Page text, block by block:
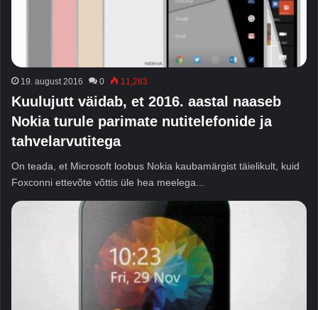
19. august 2016 0 11,283
Kuulujutt väidab, et 2016. aastal naaseb
Nokia turule parimate nutitelefonide ja
tahvelarvutitega
On teada, et Microsoft loobus Nokia kaubamärgist täielikult, kuid
Foxconni ettevõte võttis üle hea meelega...